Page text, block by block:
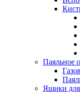
Паяльное
Ящики